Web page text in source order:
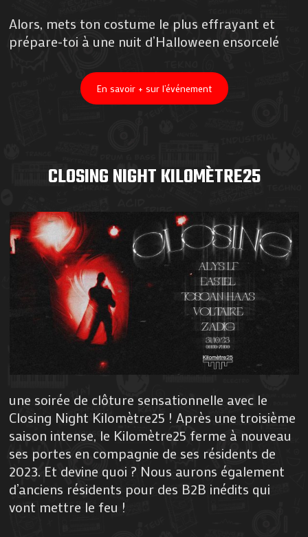
Alors, mets ton costume le plus effrayant et
prépare-toi à une nuit d’Halloween ensorcelé
En savoir + sur l’événement
CLOSING NIGHT KILOMÈTRE25
une soirée de clôture sensationnelle avec le
Closing Night Kilomètre25 ! Après une troisième
saison intense, le Kilomètre25 ferme à nouveau
ses portes en compagnie de ses résidents de
2023. Et devine quoi ? Nous aurons également
d’anciens résidents pour des B2B inédits qui
vont mettre le feu !